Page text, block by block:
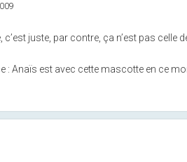
c’est juste, par contre, ça n’est pas celle
: Anaïs est avec cette mascotte en ce